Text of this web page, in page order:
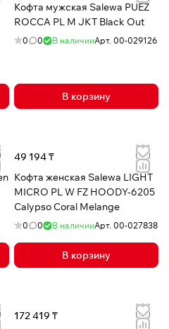
Кофта мужская Salewa PUEZ
ROCCA PL M JKT Black Out
0 0 В наличииАрт. 00-029126
В корзину
49 194 ₸
Кофта женская Salewa LIGHT
MICRO PL W FZ HOODY-6205
Calypso Coral Melange
0 0 В наличииАрт. 00-027838
В корзину
172 419 ₸